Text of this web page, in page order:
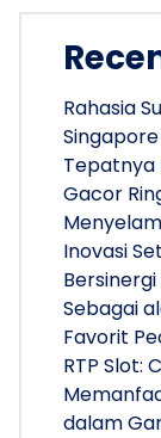
Rahasia
Tepatnya
Gacor
Inovasi
Bersinergi
Sebagai
Favorit
RTP Slot:
dalam